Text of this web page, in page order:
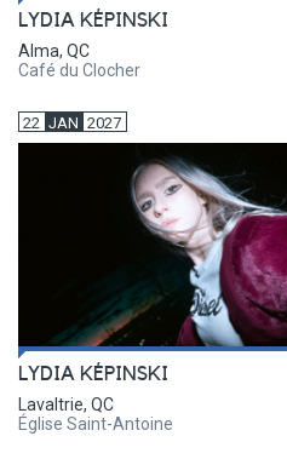
LYDIA KÉPINSKI
Alma, QC
Café du Clocher
22 JAN 2027
LYDIA KÉPINSKI
Lavaltrie, QC
Église Saint-Antoine